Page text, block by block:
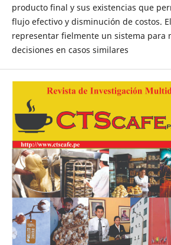
producto final y sus existencias que
flujo efectivo y disminución de costos.
representar fielmente un sistema para
decisiones en casos similares